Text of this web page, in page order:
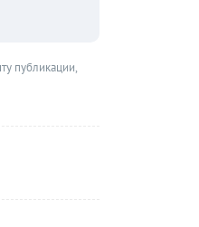
публикации,